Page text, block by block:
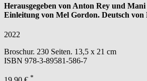
Herausgegeben von Anton Rey und
Einleitung von Mel Gordon. Deutsch von
2022
Broschur. 230 Seiten. 13,5 x 21 cm
ISBN 978-3-89581-586-7
*